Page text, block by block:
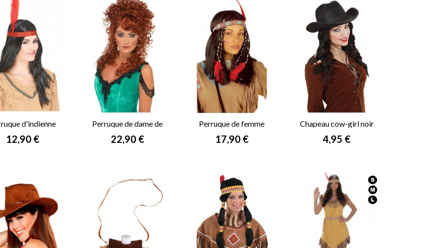
d'indienne
Prix
12,90 €
Perruque de dame de
saloon
Prix
22,90 €
Perruque de femme
indienne
Prix
17,90 €
Chapeau cow-girl noir
Prix
4,95 €